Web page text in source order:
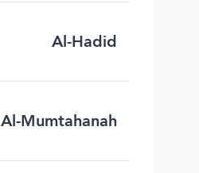
Al-Hadid
Al-Mumtahanah